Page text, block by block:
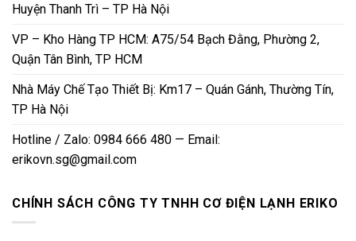
Huyện Thanh Trì – TP Hà Nội
VP – Kho Hàng TP HCM: A75/54 Bạch Đằng, Phường 2,
Quận Tân Bình, TP HCM
Nhà Máy Chế Tạo Thiết Bị: Km17 – Quán Gánh, Thường Tín,
TP Hà Nội
Hotline / Zalo: 0984 666 480 — Email:
erikovn.sg@gmail.com
CHÍNH SÁCH CÔNG TY TNHH CƠ ĐIỆN LẠNH ERIKO